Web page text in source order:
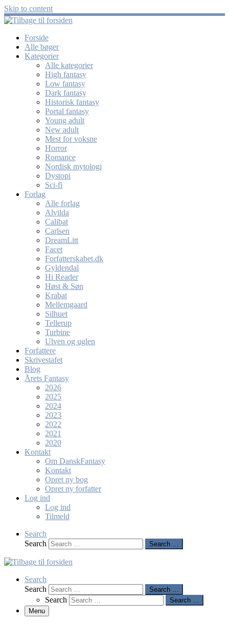
Skip to content
Forside
Alle bøger
Kategorier
Alle kategorier
High fantasy
Low fantasy
Dark fantasy
Historisk fantasy
Portal fantasy
Young adult
New adult
Mest for voksne
Horror
Romance
Nordisk mytologi
Dystopi
Sci-fi
Forlag
Alle forlag
Alvilda
Calibat
Carlsen
DreamLitt
Facet
Forfatterskabet.dk
Gyldendal
Hi Reader
Høst & Søn
Krabat
Mellemgaard
Silhuet
Tellerup
Turbine
Ulven og uglen
Forfattere
Skrivestafet
Blog
Årets Fantasy
2026
2025
2024
2023
2022
2021
2020
Kontakt
Om DanskFantasy
Kontakt
Opret ny bog
Opret ny forfatter
Log ind
Log ind
Tilmeld
Search
Search
Search …
Search
Search
Search …
Search
Search …
Menu